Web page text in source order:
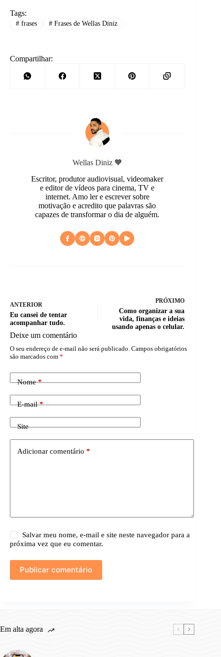
Tags:
#frases #Frases de Wellas Diniz
Compartilhar:
Wellas Diniz 🧡
Escritor, produtor audiovisual, videomaker
e editor de vídeos para cinema, TV e
internet. Amo ler e escrever sobre
motivação e acredito que palavras são
capazes de transformar o dia de alguém.
ANTERIOR
Eu cansei de tentar
acompanhar tudo.
PRÓXIMO
Como organizar a sua
vida, finanças e ideias
usando apenas o celular.
Deixe um comentário
O seu endereço de e-mail não será publicado. Campos obrigatórios
são marcados com *
Nome*
E-mail*
Site
Adicionar comentário *
Salvar meu nome, e-mail e site neste navegador para a
próxima vez que eu comentar.
Publicar comentário
Em alta agora